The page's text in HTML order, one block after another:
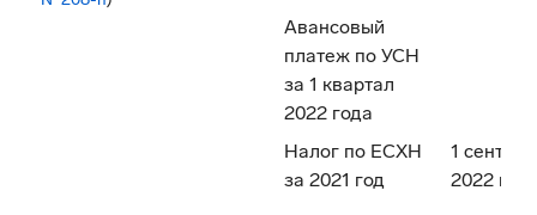
Авансовый
платеж по УСН
за 1 квартал
2022 года
Налог по ЕСХН
за 2021 год
1
2022